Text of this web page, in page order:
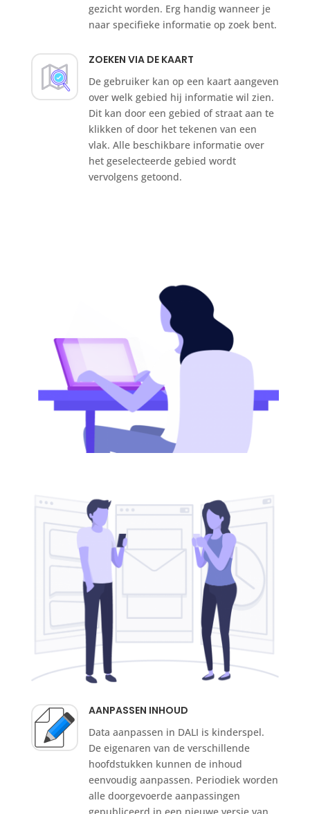
gezicht worden. Erg handig wanneer je
naar specifieke informatie op zoek bent.
ZOEKEN VIA DE KAART
De gebruiker kan op een kaart aangeven
over welk gebied hij informatie wil zien.
Dit kan door een gebied of straat aan te
klikken of door het tekenen van een
vlak. Alle beschikbare informatie over
het geselecteerde gebied wordt
vervolgens getoond.
AANPASSEN INHOUD
Data aanpassen in DALI is kinderspel.
De eigenaren van de verschillende
hoofdstukken kunnen de inhoud
eenvoudig aanpassen. Periodiek worden
alle doorgevoerde aanpassingen